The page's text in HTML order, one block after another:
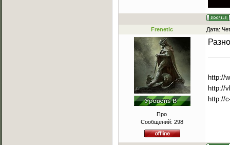
Frenetic Дата:
Про
Сообщений: 298
http://
http://
http://